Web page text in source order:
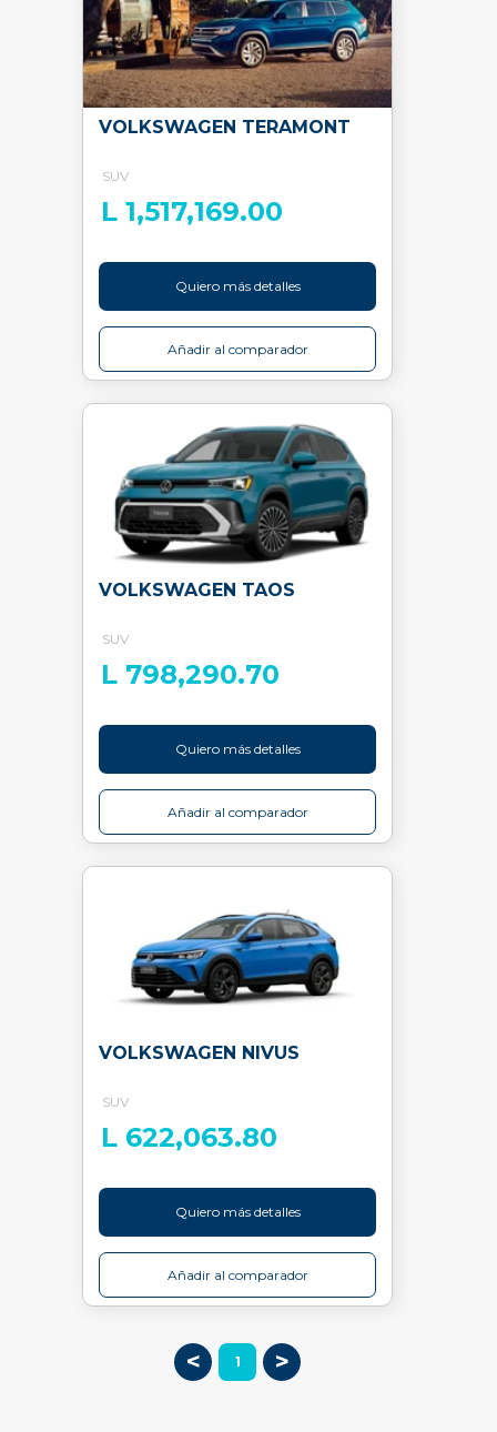
VOLKSWAGEN TERAMONT
SUV
L 1,517,169.00
Quiero más detalles
Añadir al comparador
VOLKSWAGEN TAOS
SUV
L 798,290.70
Quiero más detalles
Añadir al comparador
VOLKSWAGEN NIVUS
SUV
L 622,063.80
Quiero más detalles
Añadir al comparador
< 1 >